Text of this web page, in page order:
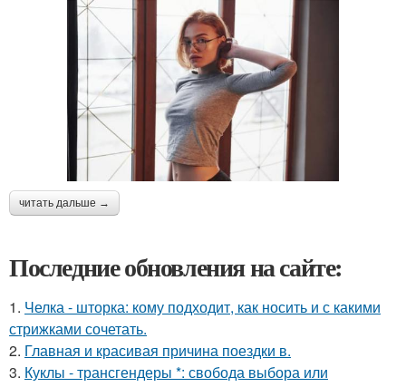
читать дальше →
Последние обновления на сайте:
1. Челка - шторка: кому подходит, как носить и с какими
стрижками сочетать.
2. Главная и красивая причина поездки в.
3. Куклы - трансгендеры *: свобода выбора или